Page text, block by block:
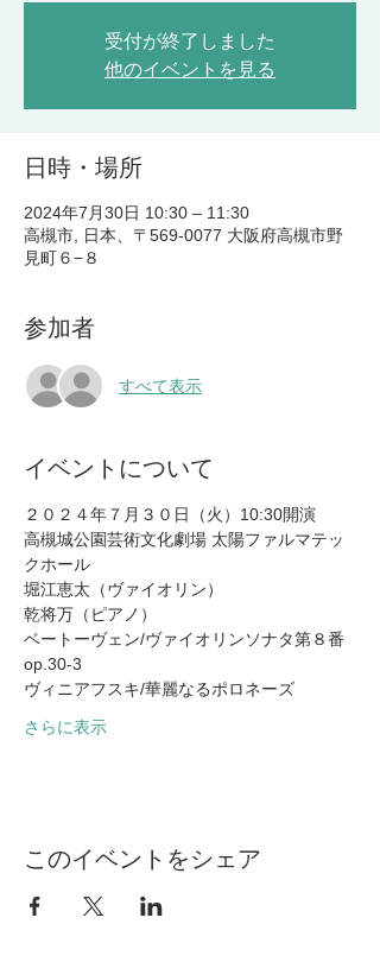
受付が終了しました
他のイベントを見る
日時・場所
2024年7月30日 10:30 – 11:30
高槻市, 日本、〒569-0077 大阪府高槻市野
見町６−８
参加者
すべて表示
イベントについて
２０２４年７月３０日（火）10:30開演
高槻城公園芸術文化劇場 太陽ファルマテッ
クホール
堀江恵太（ヴァイオリン）
乾将万（ピアノ）
ベートーヴェン/ヴァイオリンソナタ第８番
op.30-3
ヴィニアフスキ/華麗なるポロネーズ
さらに表示
このイベントをシェア